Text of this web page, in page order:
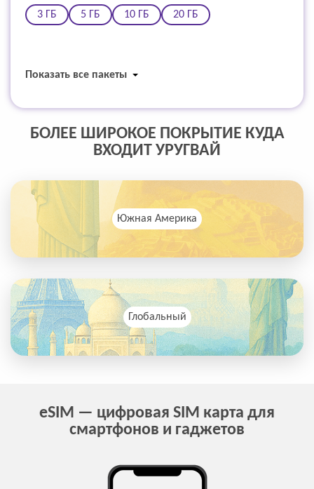
3 ГБ
5 ГБ 10 ГБ 20 ГБ
Показать все пакеты
БОЛЕЕ ШИРОКОЕ ПОКРЫТИЕ КУДА
ВХОДИТ УРУГВАЙ
Южная Америка
Глобальный
eSIM — цифровая SIM карта для
смартфонов и гаджетов